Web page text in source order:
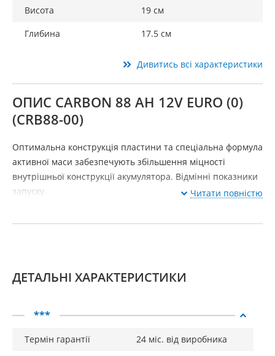
Висота
19 см
Глибина
17.5 см
Дивитись всі характеристики
ОПИС CARBON 88 AH 12V EURO (0)
(CRB88-00)
Оптимальна конструкція пластини та спеціальна формула
активної маси забезпечують збільшення міцності
внутрішньої конструкції акумулятора. Відмінні показники
запуску.
Читати повністю
ДЕТАЛЬНІ ХАРАКТЕРИСТИКИ
***
Термін гарантії
24 міс. від виробника